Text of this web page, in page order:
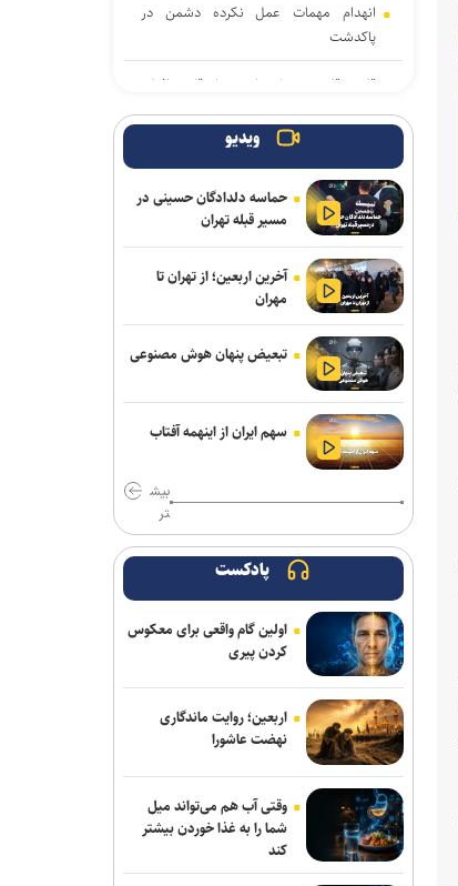
انهدام مهمات عمل نکرده دشمن در
پاکدشت
قاضی قلابی در مازندران به دام قانون افتاد
دور جدید اردوی تیم ملی کانوپولو جوانان
کشف ۴۷ کیلوگرم شیشه و هروئین در
عملیات مشترک پلیس استان مرکزی و
خوزستان
دبیر ستاد مرکزی اربعین: مرز خسروی از
بهترین مرزهای کشور با زیرساخت‌های
مناسب است
ویدیو
حماسه دلدادگان حسینی در
مسیر قبله تهران
آخرین اربعین؛ از تهران تا
مهران
تبعیض پنهان هوش مصنوعی
سهم ایران از اینهمه آفتاب
بیش
تر
پادکست
اولین گام واقعی برای معکوس
کردن پیری
اربعین؛ روایت ماندگاری
نهضت عاشورا
وقتی آب هم می‌تواند میل
شما را به غذا خوردن بیشتر
کند